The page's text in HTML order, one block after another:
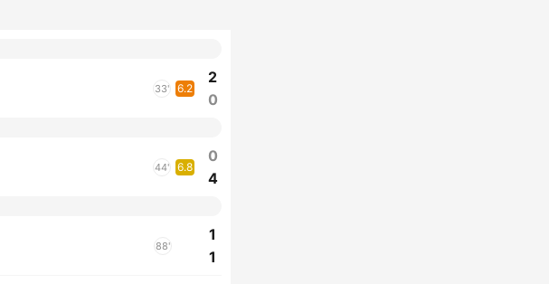
33' 6.2
2
0
44' 6.8
0
4
88'
1
1